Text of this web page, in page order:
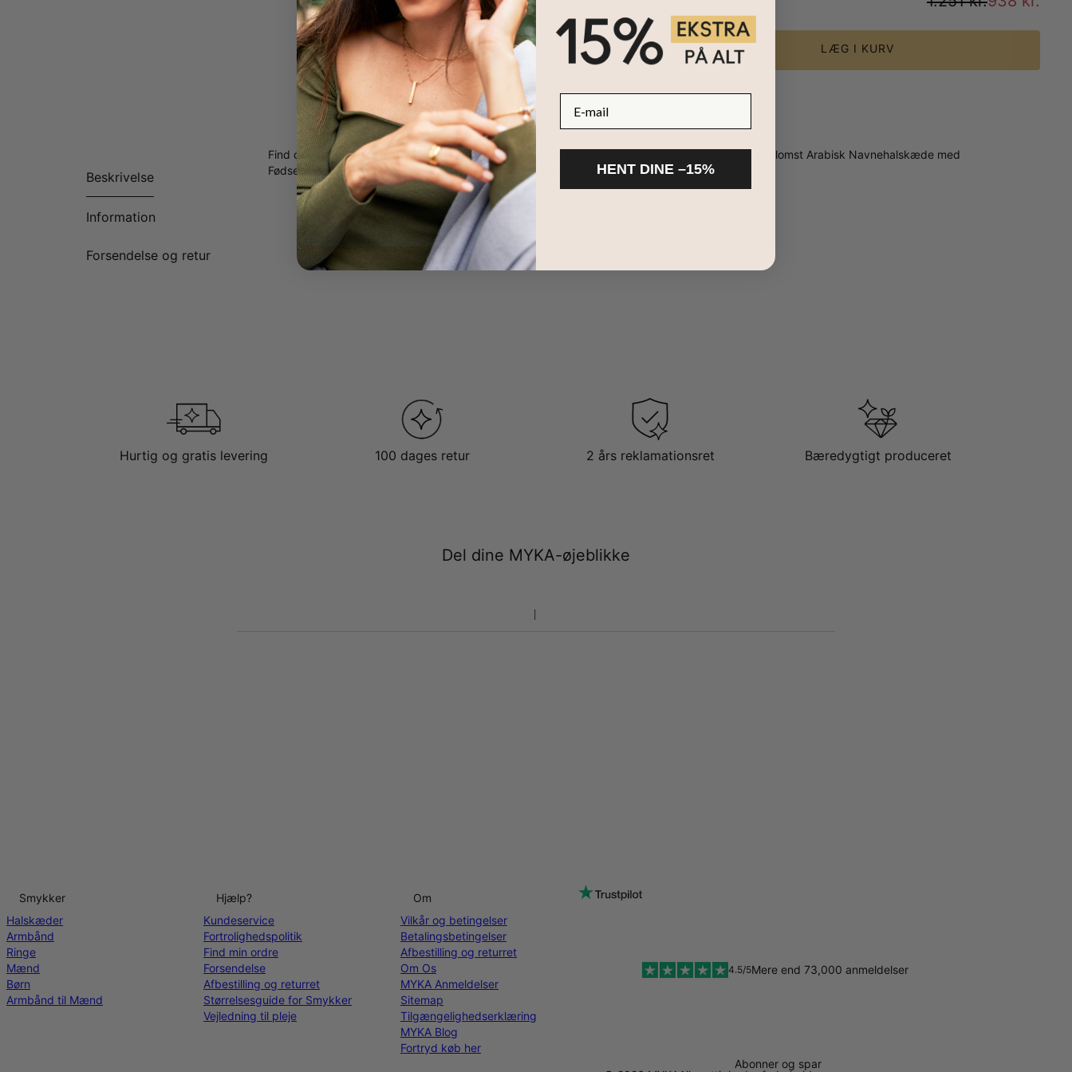
LÆG I KURV
Beskrivelse
Information
Forsendelse og retur
Find det perfekte armbånd til at forkæle dig selv eller en du har kær. Vores Blomstrende Fødselsblomst Arabisk Navnehalskæde med
Fødselssten i 18kt. Forgyldt Sølv vil være det smykke der fuldender dit outfit.
Hurtig og gratis levering 100 dages retur 2 års reklamationsret Bæredygtigt produceret
Del dine MYKA-øjeblikke
Abonner og spar
Smykker
Halskæder
Armbånd
Ringe
Mænd
Børn
Armbånd til Mænd
Hjælp?
Kundeservice
Fortrolighedspolitik
Find min ordre
Forsendelse
Afbestilling og returret
Størrelsesguide for Smykker
Vejledning til pleje
Om
Vilkår og betingelser
Betalingsbetingelser
Afbestilling og returret
Om Os
MYKA Anmeldelser
Sitemap
Tilgængelighedserklæring
MYKA Blog
Fortryd køb her
4.5/5Mere end 73,000 anmeldelser
HENT DINE –15%